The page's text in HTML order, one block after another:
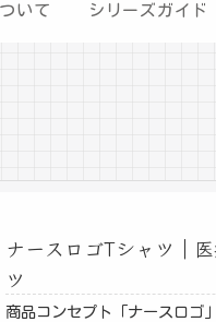
いて シリーズガイド
ナースロゴTシャツ｜
ツ
商品コンセプト「ナースロ